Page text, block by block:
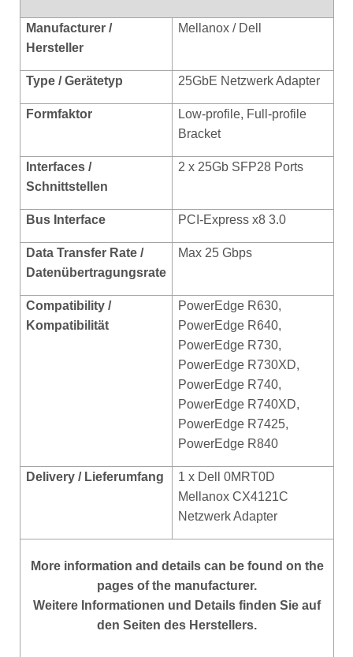
Manufacturer /
Hersteller
Mellanox / Dell
Type / Gerätetyp 25GbE Netzwerk Adapter
Formfaktor
Low-profile, Full-profile
Bracket
Interfaces /
Schnittstellen
2 x 25Gb SFP28 Ports
Bus Interface PCI-Express x8 3.0
Data Transfer Rate /
Datenübertragungsrate
Max 25 Gbps
Compatibility /
Kompatibilität
PowerEdge R630,
PowerEdge R640,
PowerEdge R730,
PowerEdge R730XD,
PowerEdge R740,
PowerEdge R740XD,
PowerEdge R7425,
PowerEdge R840
Delivery / Lieferumfang
1 x Dell 0MRT0D
Mellanox CX4121C
Netzwerk Adapter
Moreinformation and details can be found on the
pages of the manufacturer.
Weitere Informationen und Details finden Sie auf
den Seiten des Herstellers.